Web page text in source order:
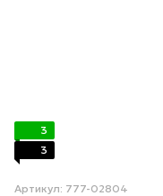
3
3
Артикул: 777-02804